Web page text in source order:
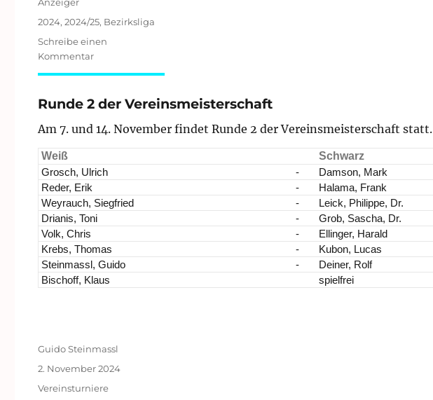
Schlagwörter
2024, 2024/25, Bezirksliga
Schreibe einen
Kommentarzu
2024/25:
3/9
Runde 2 der Vereinsmeisterschaft
Am 7. und 14. November findet Runde 2 der Vereinsmeisterschaft statt.
Weiß Schwarz
Grosch, Ulrich
- Damson, Mark
Reder, Erik
- Halama, Frank
Weyrauch, Siegfried
- Leick, Philippe, Dr.
Drianis, Toni
- Grob, Sascha, Dr.
Volk, Chris
- Ellinger, Harald
Krebs, Thomas
- Kubon, Lucas
Steinmassl, Guido
- Deiner, Rolf
Bischoff, Klaus
spielfrei
Autor
Guido Steinmassl
Veröffentlicht
2. November 2024
Kategorien
Vereinsturniere